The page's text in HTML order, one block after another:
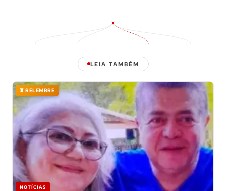
LEIA TAMBÉM
⏳ RELEMBRE
NOTÍCIAS